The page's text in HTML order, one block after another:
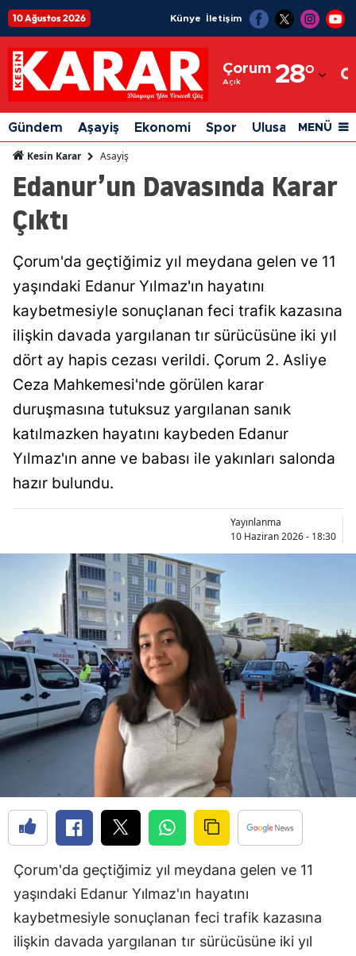
10 Ağustos 2026 Künye İletişim
Çorum
Açık 28°
Adıyaman
Afyonkarahisar
Ağrı
Amasya
Artvin
Aydın
Balıkesir
Bingöl
Bitlis
Bursa
Çorum
Denizli
Diyarbakır
Edirne
Elazığ
Erzincan
Erzurum
Eskişehir
Gaziantep
Giresun
Gündem Aşayiş Ekonomi Spor Ulusal Siyaset
MENÜ
Kesin Karar Asayiş
Edanur’un Davasında Karar
Çıktı
Çorum'da geçtiğimiz yıl meydana gelen ve 11
yaşındaki Edanur Yılmaz'ın hayatını
kaybetmesiyle sonuçlanan feci trafik kazasına
ilişkin davada yargılanan tır sürücüsüne iki yıl
dört ay hapis cezası verildi. Çorum 2. Asliye
Ceza Mahkemesi'nde görülen karar
duruşmasına tutuksuz yargılanan sanık
katılmazken hayatını kaybeden Edanur
Yılmaz'ın anne ve babası ile yakınları salonda
hazır bulundu.
Yayınlanma
10 Haziran 2026 - 18:30
Çorum'da geçtiğimiz yıl meydana gelen ve 11
yaşındaki Edanur Yılmaz'ın hayatını
kaybetmesiyle sonuçlanan feci trafik kazasına
ilişkin davada yargılanan tır sürücüsüne iki yıl